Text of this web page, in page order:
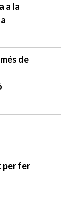
a la
de
per fer